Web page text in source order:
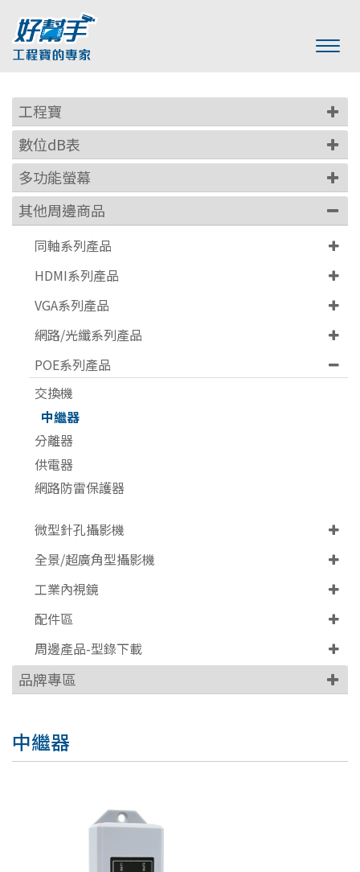
工程寶
數位dB表
多功能螢幕
其他周邊商品
同軸系列產品
HDMI系列產品
VGA系列產品
網路/光纖系列產品
POE系列產品
交換機
中繼器
分離器
供電器
網路防雷保護器
微型針孔攝影機
全景/超廣角型攝影機
工業內視鏡
配件區
周邊產品-型錄下載
品牌專區
中繼器